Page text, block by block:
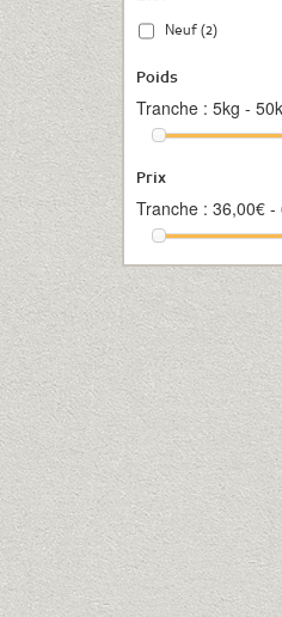
Neuf (2)
Poids
Tranche : 5kg -
Prix
Tranche : 36,00€ -